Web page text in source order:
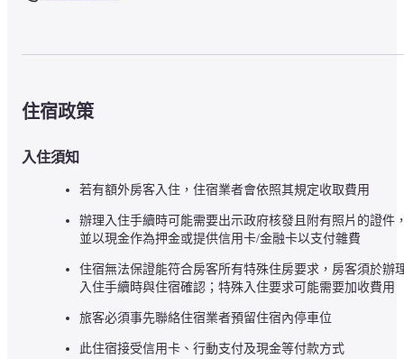
住宿政策
入住須知
若有額外房客入住，住宿業者會依照其規定收取費用
辦理入住手續時可能需要出示政府核發且附有照片的證件
並以現金作為押金或提供信用卡/金融卡以支付雜費
住宿無法保證能符合房客所有特殊住房要求，房客須於辦
入住手續時與住宿確認；特殊入住要求可能需要加收費用
旅客必須事先聯絡住宿業者預留住宿內停車位
此住宿接受信用卡、行動支付及現金等付款方式